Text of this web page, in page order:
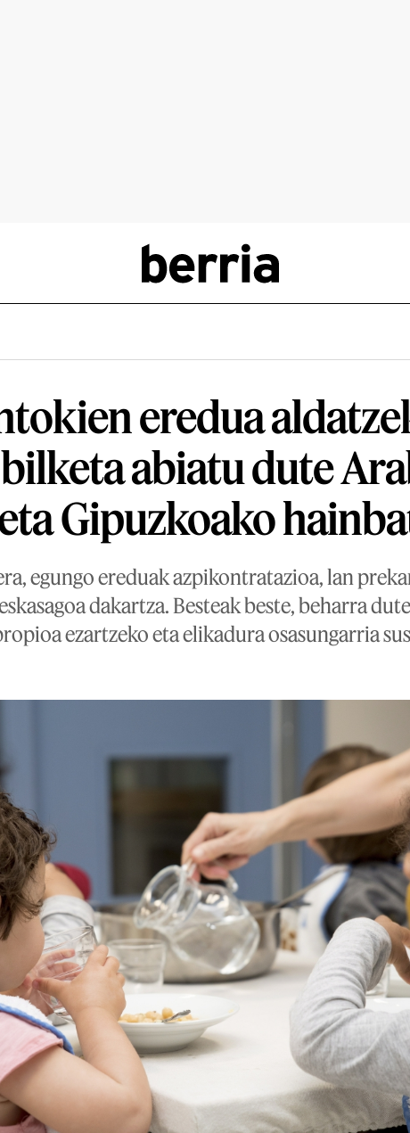
eredua
abiatu dute
Gipuzkoako
egungo ereduak azpikontratazioa, lan
dakartza. Besteak beste, beharra
ezartzeko eta elikadura osasungarria